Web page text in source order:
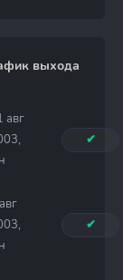
выхода
авг
✔
✔